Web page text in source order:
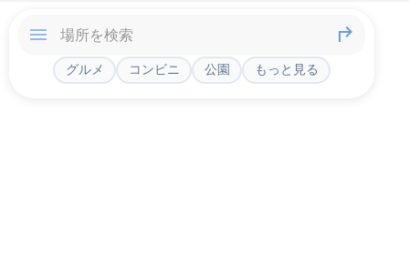
グルメ コンビニ 公園 もっと見る